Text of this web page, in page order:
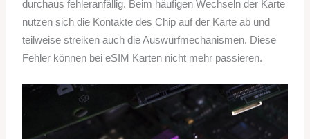
durchaus fehleranfällig. Beim häufigen Wechseln der Karte
nutzen sich die Kontakte des Chip auf der Karte ab und
teilweise streiken auch die Auswurfmechanismen. Diese
Fehler können bei eSIM Karten nicht mehr passieren.